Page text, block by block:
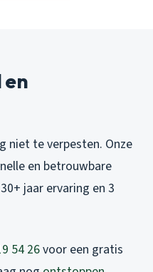
en
niet te verpesten. Onze
en betrouwbare
jaar ervaring en 3
54 26voor een gratis